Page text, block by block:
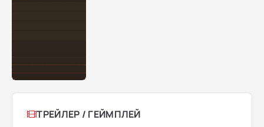
ТРЕЙЛЕР / ГЕЙМПЛЕЙ